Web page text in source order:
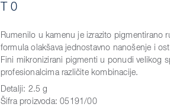
T 0
Rumenilo u kamenu je izrazito pigmentirano
formula olakšava jednostavno nanošenje i
Fini mikronizirani pigmenti u ponudi velikog
profesionalcima različite kombinacije.
Detalji: 2.5 g
Šifra proizvoda:05191/00